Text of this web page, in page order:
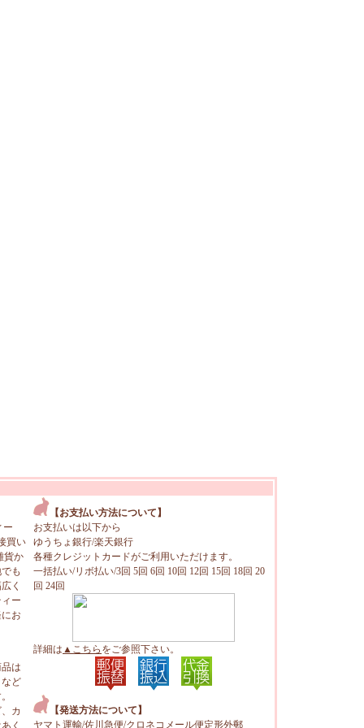
ー
買い
貨か
も
く
ー
お
は
ど
カ
く
【お支払い方法について】
お支払いは以下から
ゆうちょ銀行/楽天銀行
各種クレジットカードがご利用いただけます。
一括払い/リボ払い/3回 5回 6回 10回 12回 15回 18回 20
回 24回
詳細は ▲こちら をご参照下さい。
【発送方法について】
ヤマト運輸/佐川急便/クロネコメール便定形外郵